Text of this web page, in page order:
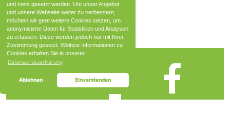
und stets gesetzt werden. Um unser Angebot
und unsere Webseite weiter zu verbessern,
möchten wir gern weitere Cookies setzen, um
anonymisierte Daten für Statistiken und Analysen
zu erfassen. Diese werden jedoch nur mit Ihrer
Zustimmung gesetzt. Weitere Informationen zu
Cookies erhalten Sie in unserer
Datenschutzerklärung
Ablehnen Einverstanden
AGB
Social Media